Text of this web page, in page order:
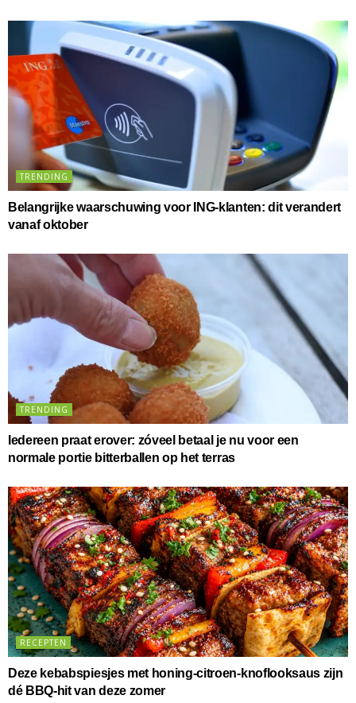
TRENDING
Belangrijke waarschuwing voor ING-klanten: dit verandert
vanaf oktober
TRENDING
Iedereen praat erover: zóveel betaal je nu voor een
normale portie bitterballen op het terras
RECEPTEN
Deze kebabspiesjes met honing-citroen-knoflooksaus zijn
dé BBQ-hit van deze zomer